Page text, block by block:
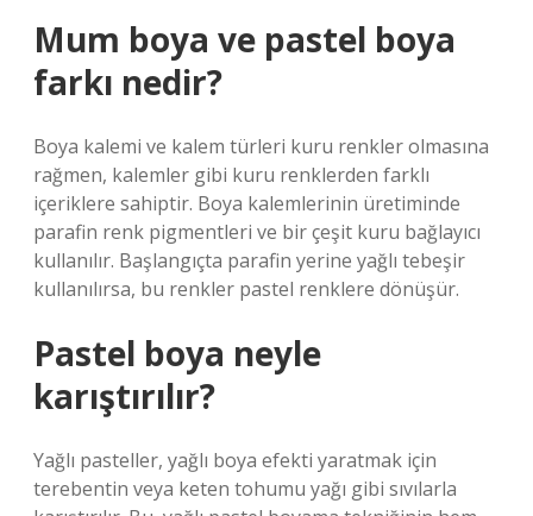
Mum boya ve pastel boya
farkı nedir?
Boya kalemi ve kalem türleri kuru renkler olmasına
rağmen, kalemler gibi kuru renklerden farklı
içeriklere sahiptir. Boya kalemlerinin üretiminde
parafin renk pigmentleri ve bir çeşit kuru bağlayıcı
kullanılır. Başlangıçta parafin yerine yağlı tebeşir
kullanılırsa, bu renkler pastel renklere dönüşür.
Pastel boya neyle
karıştırılır?
Yağlı pasteller, yağlı boya efekti yaratmak için
terebentin veya keten tohumu yağı gibi sıvılarla